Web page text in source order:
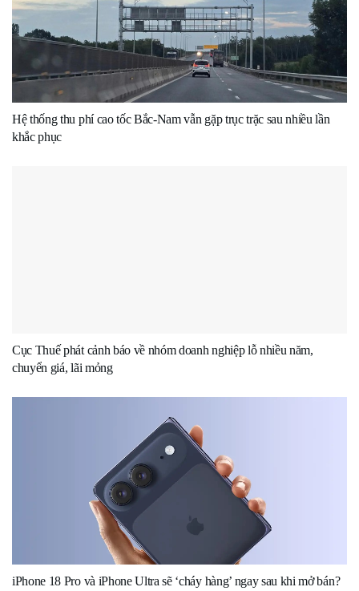
Hệ thống thu phí cao tốc Bắc-Nam vẫn gặp trục trặc sau nhiều lần
khắc phục
Cục Thuế phát cảnh báo về nhóm doanh nghiệp lỗ nhiều năm,
chuyển giá, lãi mỏng
iPhone 18 Pro và iPhone Ultra sẽ ‘cháy hàng’ ngay sau khi mở bán?